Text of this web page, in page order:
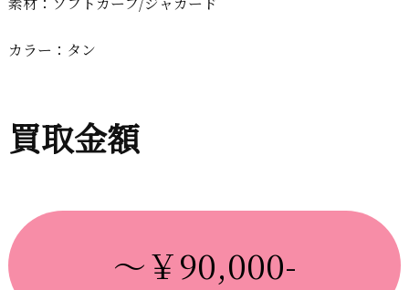
カラー：タン
買取金額
～￥90,000-